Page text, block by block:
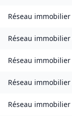
Réseau immobilier
Réseau immobilier
Réseau immobilier
Réseau immobilier
Réseau immobilier